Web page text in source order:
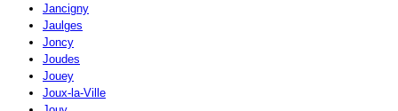
Jancigny
Jaulges
Joncy
Joudes
Jouey
Joux-la-Ville